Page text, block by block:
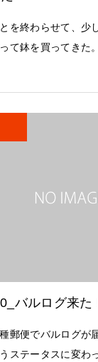
を終わらせて、少
て鉢を買ってきた
バルログ来た
郵便でバルログが
ステータスに変わ